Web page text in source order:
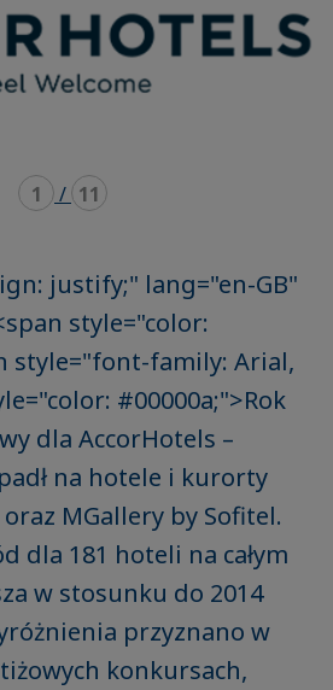
1 / 11
justify;" lang="en-GB"
style="color:
style="font-family: Arial,
#00000a;">Rok
dla AccorHotels –
na hotele i kurorty
MGallery by Sofitel.
dla 181 hoteli na całym
w stosunku do 2014
przyznano w
konkursach,